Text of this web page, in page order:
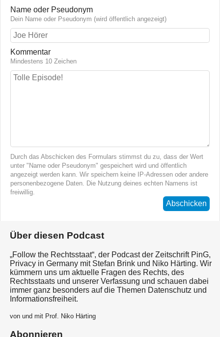
Name oder Pseudonym
Dein Name oder Pseudonym (wird öffentlich angezeigt)
Kommentar
Mindestens 10 Zeichen
Durch das Abschicken des Formulars stimmst du zu, dass der Wert
unter "Name oder Pseudonym" gespeichert wird und öffentlich
angezeigt werden kann. Wir speichern keine IP-Adressen oder andere
personenbezogene Daten. Die Nutzung deines echten Namens ist
freiwillig.
Abschicken
Über diesen Podcast
„Follow the Rechtsstaat“, der Podcast der Zeitschrift PinG,
Privacy in Germany mit Stefan Brink und Niko Härting. Wir
kümmern uns um aktuelle Fragen des Rechts, des
Rechtsstaats und unserer Verfassung und schauen dabei
immer ganz besonders auf die Themen Datenschutz und
Informationsfreiheit.
von und mit Prof. Niko Härting
Abonnieren